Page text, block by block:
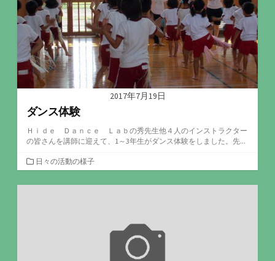
2017年7月19日
ダンス体験
Ｈｉｄｅ Ｄａｎｃｅ Ｌａｂの秀先生他４人のインストラクター
の皆さんを講師に迎えて、1～3年生がダンス体験をしました。先...
カ
テ
ゴ
日々の活動の様子